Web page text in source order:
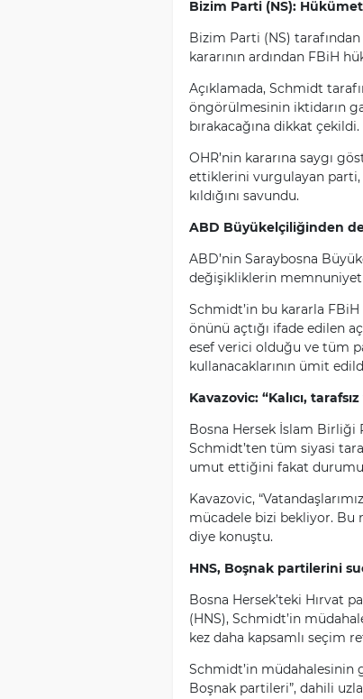
Bizim Parti (NS):
Bizim Parti (NS) tarafından
kararının ardından FBiH
Açıklamada, Schmidt
öngörülmesinin iktidarın
bırakacağına dikkat çekildi.
OHR’nin kararına saygı
ettiklerini vurgulayan parti,
kıldığını savundu.
ABD Büyükelçiliğinden
ABD’nin Saraybosna
değişikliklerin memnuniyet
Schmidt’in bu kararla
önünü açtığı ifade edilen
esef verici olduğu ve tüm
kullanacaklarının ümit
Kavazovic: “Kalıcı,
Bosna Hersek İslam Birliği
Schmidt’ten tüm siyasi
umut ettiğini fakat
Kavazovic,
mücadele bizi bekliyor. Bu
diye konuştu.
HNS, Boşnak partilerini
Bosna Hersek’teki Hırvat
(HNS), Schmidt’in
kez daha kapsamlı seçim
Schmidt’in müdahalesinin
Boşnak partileri”, dahili